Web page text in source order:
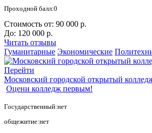
Проходной балл:0
Стоимость от: 90 000 р.
До: 120 000 р.
Читать отзывы
Гуманитарные Экономические
Перейти
Московский городской открытый
Оцени колледж первым!
Государственный:нет
общежитие:нет